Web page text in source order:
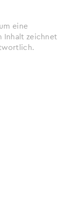
eine
Inhalt zeichnet